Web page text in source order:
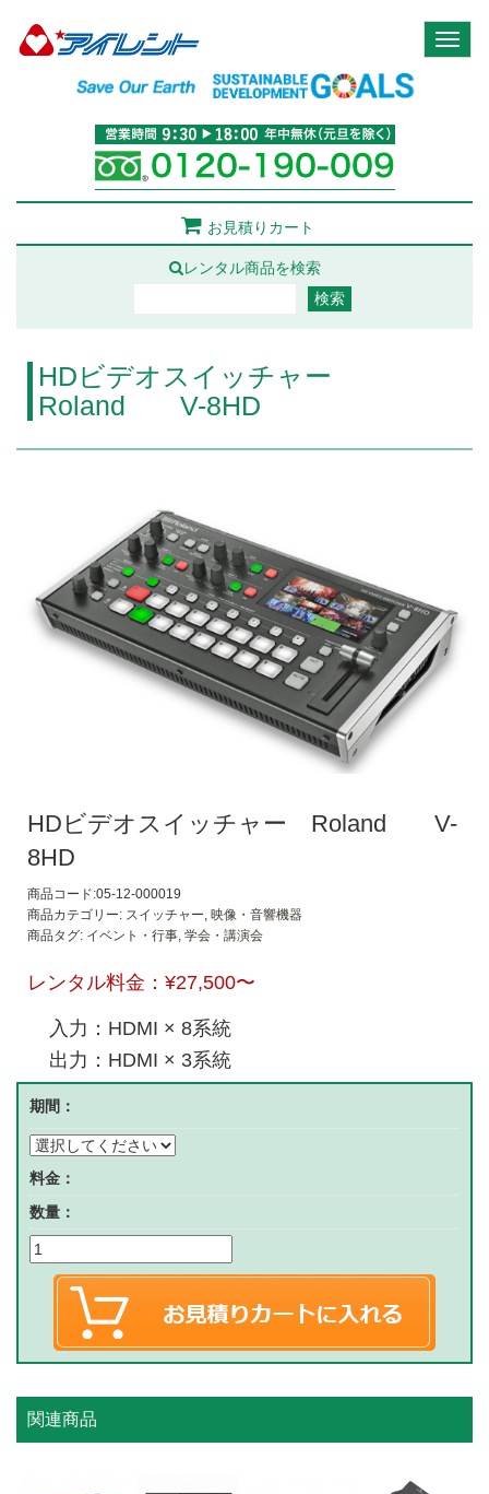
お見積りカート
レンタル商品を検索
HDビデオスイッチャー
Roland V-8HD
HDビデオスイッチャー Roland V-
8HD
商品コード:05-12-000019
商品カテゴリー: スイッチャー, 映像・音響機器
商品タグ: イベント・行事, 学会・講演会
レンタル料金： ¥27,500〜
入力：HDMI × 8系統
出力：HDMI × 3系統
期間：
料金：
数量：
関連商品